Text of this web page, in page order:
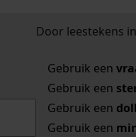
Door leestekens
Gebruik een
Gebruik een
Gebruik een
Gebruik een